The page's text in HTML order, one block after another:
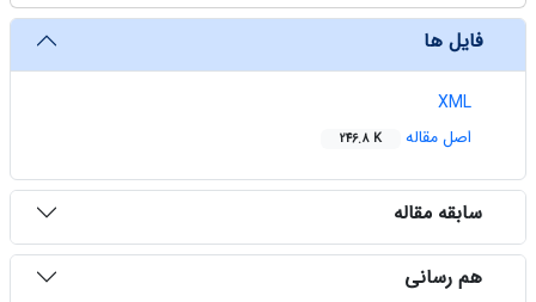
فایل ها
XML
اصل مقاله
246.8 K
سابقه مقاله
هم رسانی